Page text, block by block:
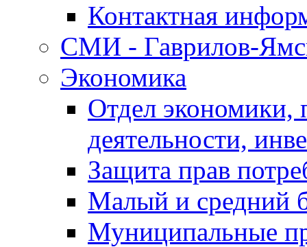
Контактная
СМИ - Гаврилов-
Экономика
Отдел экономики,
деятельности,
Защита прав
Малый и средний
Муниципальные